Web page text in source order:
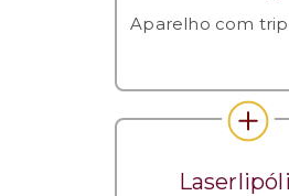
Aparelho com